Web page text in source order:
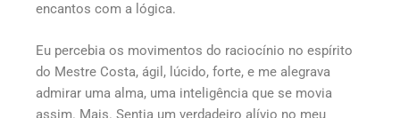
encantos com a lógica.
Eu percebia os movimentos do raciocínio no espírito
do Mestre Costa, ágil, lúcido, forte, e me alegrava
admirar uma alma, uma inteligência que se movia
assim. Mais. Sentia um verdadeiro alívio no meu